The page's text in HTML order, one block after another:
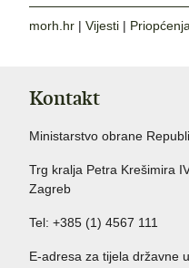
morh.hr | Vijesti | Priopćenja
Kontakt
Ministarstvo obrane
Trg kralja Petra Krešimira
Zagreb
Tel: +385 (1) 4567 111
E-adresa za tijela državne